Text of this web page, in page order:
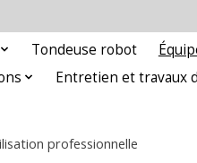
Tondeuse robot
Entretien et travaux
professionnelle